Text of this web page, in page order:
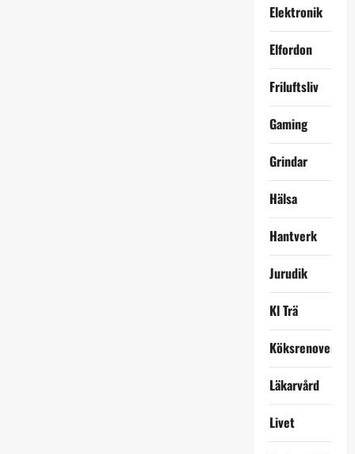
Elektronik
Elfordon
Friluftsliv
Gaming
Grindar
Hälsa
Hantverk
Jurudik
Kl Trä
Köksrenovering
Läkarvård
Livet